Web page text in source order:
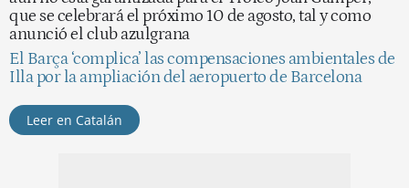
que se celebrará el próximo 10 de agosto, tal y como
anunció el club azulgrana
El Barça ‘complica’ las compensaciones ambientales de
Illa por la ampliación del aeropuerto de Barcelona
Leer en Catalán